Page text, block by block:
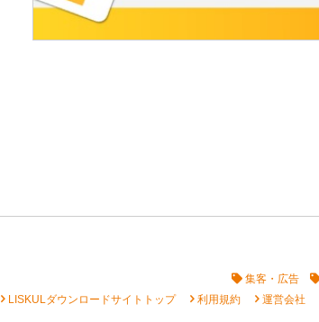
集客・広告
chevron_rightLISKULダウンロードサイトトップ chevron_right利用規約 chevron_right運営会社